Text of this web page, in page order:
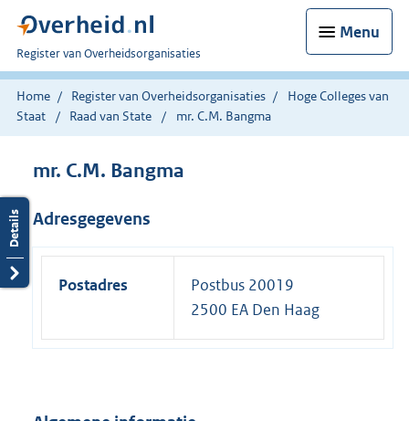
Menu
U
bent
nu
hier:
Register van Overheidsorganisaties
Home Register van Overheidsorganisaties
Hoge Colleges van
Staat
Raad van State mr. C.M. Bangma
mr. C.M. Bangma
Adresgegevens
Postadres
Postbus 20019
2500 EA Den Haag